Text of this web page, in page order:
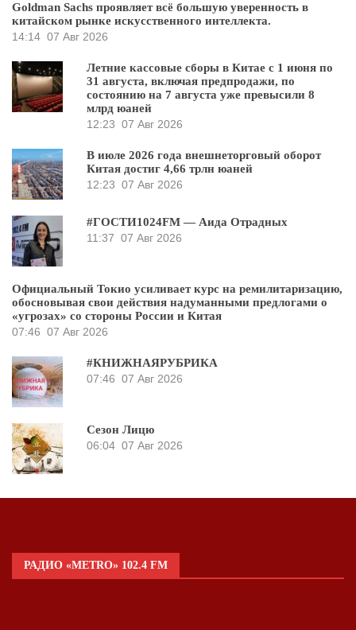
Goldman Sachs проявляет всё большую уверенность в
китайском рынке искусственного интеллекта.
14:14 07 Авг 2026
Летние кассовые сборы в Китае с 1 июня по
31 августа, включая предпродажи, по
состоянию на 7 августа уже превысили 8
млрд юаней
12:23 07 Авг 2026
В июле 2026 года внешнеторговый оборот
Китая достиг 4,66 трлн юаней
12:23 07 Авг 2026
#ГОСТИ1024FM — Аида Отрадных
11:37 07 Авг 2026
Официальный Токио усиливает курс на ремилитаризацию,
обосновывая свои действия надуманными предлогами о
«угрозах» со стороны России и Китая
07:46 07 Авг 2026
#КНИЖНАЯРУБРИКА
07:46 07 Авг 2026
Сезон Лицю
06:04 07 Авг 2026
РАДИО «METRO» 102.4 FM